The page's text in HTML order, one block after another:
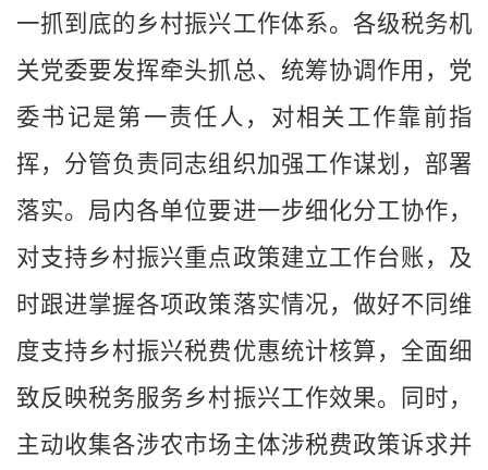
一抓到底的乡村振兴工作体系。各级税务机
关党委要发挥牵头抓总、统筹协调作用，党
委书记是第一责任人，对相关工作靠前指
挥，分管负责同志组织加强工作谋划，部署
落实。局内各单位要进一步细化分工协作，
对支持乡村振兴重点政策建立工作台账，及
时跟进掌握各项政策落实情况，做好不同维
度支持乡村振兴税费优惠统计核算，全面细
致反映税务服务乡村振兴工作效果。同时，
主动收集各涉农市场主体涉税费政策诉求并